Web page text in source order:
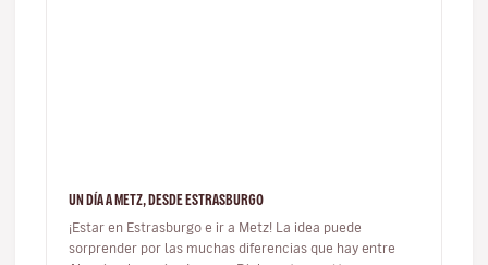
UN DÍA A METZ, DESDE ESTRASBURGO
¡Estar en Estrasburgo e ir a Metz! La idea puede
sorprender por las muchas diferencias que hay entre